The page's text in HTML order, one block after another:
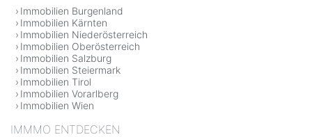
Immobilien Burgenland
Immobilien Kärnten
Immobilien Niederösterreich
Immobilien Oberösterreich
Immobilien Salzburg
Immobilien Steiermark
Immobilien Tirol
Immobilien Vorarlberg
Immobilien Wien
IMMMO ENTDECKEN